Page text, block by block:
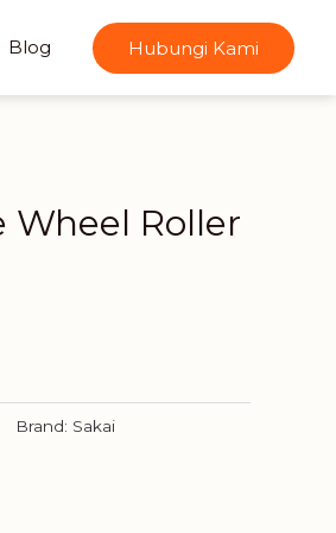
Blog Hubungi Kami
Wheel Roller
Brand: Sakai